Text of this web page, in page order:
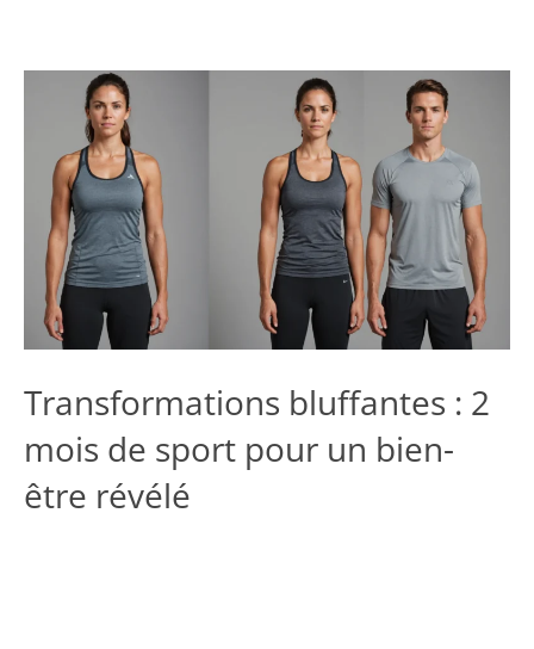
Transformations bluffantes : 2
mois de sport pour un bien-
être révélé